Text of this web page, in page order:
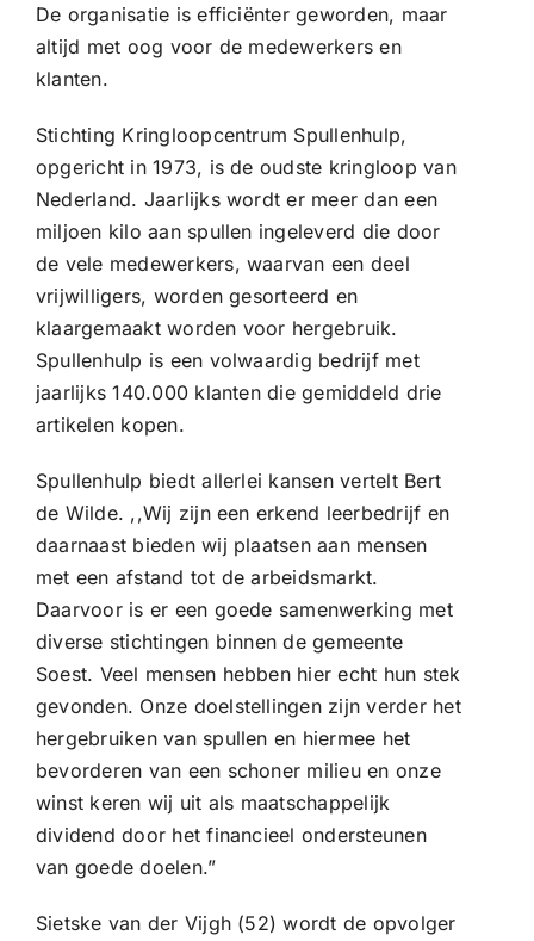
De organisatie is efficiënter geworden, maar
altijd met oog voor de medewerkers en
klanten.
Stichting Kringloopcentrum Spullenhulp,
opgericht in 1973, is de oudste kringloop van
Nederland. Jaarlijks wordt er meer dan een
miljoen kilo aan spullen ingeleverd die door
de vele medewerkers, waarvan een deel
vrijwilligers, worden gesorteerd en
klaargemaakt worden voor hergebruik.
Spullenhulp is een volwaardig bedrijf met
jaarlijks 140.000 klanten die gemiddeld drie
artikelen kopen.
Spullenhulp biedt allerlei kansen vertelt Bert
de Wilde. ,,Wij zijn een erkend leerbedrijf en
daarnaast bieden wij plaatsen aan mensen
met een afstand tot de arbeidsmarkt.
Daarvoor is er een goede samenwerking met
diverse stichtingen binnen de gemeente
Soest. Veel mensen hebben hier echt hun stek
gevonden. Onze doelstellingen zijn verder het
hergebruiken van spullen en hiermee het
bevorderen van een schoner milieu en onze
winst keren wij uit als maatschappelijk
dividend door het financieel ondersteunen
van goede doelen.”
Sietske van der Vijgh (52) wordt de opvolger